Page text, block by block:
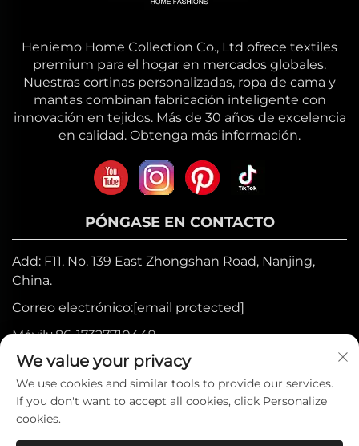
Heniemo Home Collection Co., Ltd ofrece textiles
premium para el hogar en mercados globales.
Nuestras cortinas personalizadas, ropa de cama y
mantas combinan fabricación inteligente con
innovación en tejidos. Más de 30 años de excelencia
en calidad. Obtenga más información.
PÓNGASE EN CONTACTO
Add: F11, No. 139 East Zhongshan Road, Nanjing,
China.
Correo electrónico:[email protected]
Móvil:+86-17327710449
Tel:+86-025-84573776
Derechos de autor © 2025 por Heniemo
Home Collection Co., Ltd. — Política de
We value your privacy
We use cookies and similar tools to provide our services.
If you don't want to accept all cookies, click Personalize
cookies.